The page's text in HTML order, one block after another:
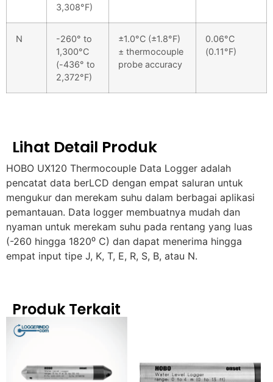
3,308°F)
N
-260° to
1,300°C
(-436° to
2,372°F)
±1.0°C (±1.8°F)
± thermocouple
probe accuracy
0.06°C
(0.11°F)
Lihat Detail Produk
HOBO UX120 Thermocouple Data Logger adalah
pencatat data berLCD dengan empat saluran untuk
mengukur dan merekam suhu dalam berbagai aplikasi
pemantauan. Data logger membuatnya mudah dan
nyaman untuk merekam suhu pada rentang yang luas
(-260 hingga 1820⁰ C) dan dapat menerima hingga
empat input tipe J, K, T, E, R, S, B, atau N.
Produk Terkait